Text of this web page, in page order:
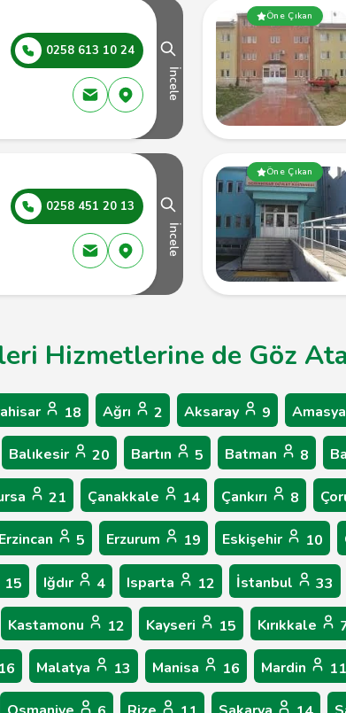
0258 613 10 24
İncele
Öne Çıkan
0258 451 20 13
İncele
Öne Çıkan
Hizmetlerine de Göz
18 Ağrı 2 Aksaray 9 Amasya
Balıkesir 20 Bartın 5 Batman 8
21 Çanakkale 14 Çankırı 8
Erzincan 5 Erzurum 19 Eskişehir 10
15 Iğdır 4 Isparta 12 İstanbul 33
Kastamonu 12 Kayseri 15 Kırıkkale
16 Malatya 13 Manisa 16 Mardin 11